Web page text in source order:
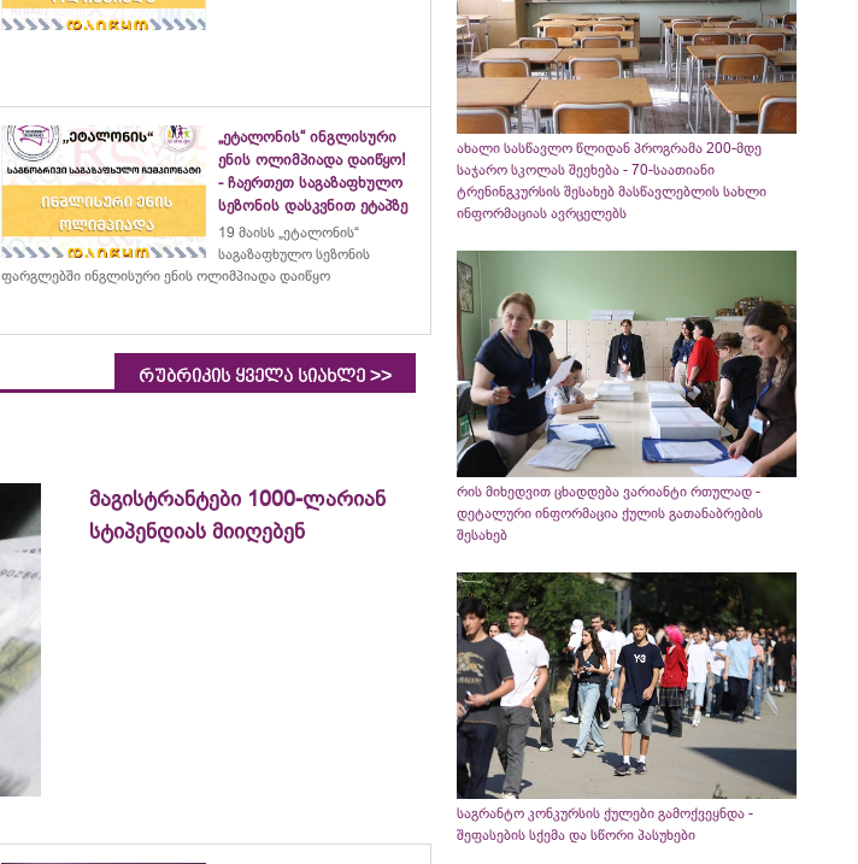
„ეტალონის“ ინგლისური
ენის ოლიმპიადა დაიწყო!
- ჩაერთეთ საგაზაფხულო
სეზონის დასკვნით ეტაპზე
19 მაისს „ეტალონის“
საგაზაფხულო სეზონის
ფარგლებში ინგლისური ენის ოლიმპიადა დაიწყო
რუბრიკის ყველა სიახლე >>
მაგისტრანტები 1000-ლარიან
სტიპენდიას მიიღებენ
ახალი სასწავლო წლიდან პროგრამა 200-მდე
საჯარო სკოლას შეეხება - 70-საათიანი
ტრენინგკურსის შესახებ მასწავლებლის სახლი
ინფორმაციას ავრცელებს
რის მიხედვით ცხადდება ვარიანტი რთულად -
დეტალური ინფორმაცია ქულის გათანაბრების
შესახებ
საგრანტო კონკურსის ქულები გამოქვეყნდა -
შეფასების სქემა და სწორი პასუხები